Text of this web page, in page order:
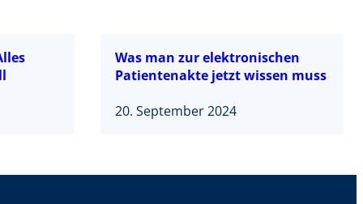
Was man zur elektronischen
Patientenakte jetzt wissen muss
20. September 2024